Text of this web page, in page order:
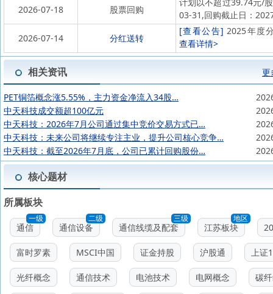
2026-07-18
股票回购
03-31,回购截止日：
2026-07-14
分红送转
[查看公告] 2025年度
查看详情>
相关资讯 更
PET铜箔概念涨5.55%，主力资金净流入34股…
中天科技成交额超100亿元
中天科技：2026年7月公司通过集中竞价交易方式已…
中天科技：未来公司将继续专注主业，提升公司核心竞争…
中天科技：截至2026年7月底，公司已累计回购股份…
核心题材
所属板块
一级
通信
二级
通信设备
三级
通信线缆及配套
地区
江苏板块
富时罗素 MSCI中国 证金持股 沪股通 上证
光纤概念 通信技术 电池技术 电网概念 碳